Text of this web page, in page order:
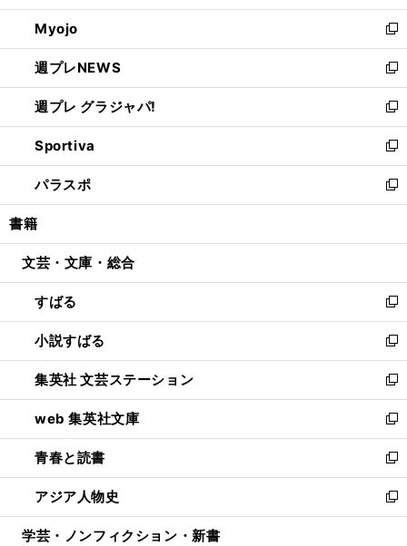
開
く
ウ
で
開
く
ン
ド
ウ
で
開
く
ウ
ィ
ン
ド
ウ
で
開
く
Myojo
新
し
い
ウ
ィ
ン
ド
ウ
で
開
週プレNEWS
新
し
い
ウ
ィ
ン
ド
ウ
開
週プレ グラジャパ!
新
し
い
ウ
ィ
ン
ウ
開
く
Sportiva
新
し
い
ウ
ン
ウ
で
開
く
パラスポ
新
し
ウ
ン
ド
ウ
で
開
く
書籍
文芸・文庫・総合
すばる
新
し
い
ウ
ィ
ン
ド
ウ
で
開
く
小説すばる
新
し
い
ウ
ィ
ン
ド
ウ
で
開
集英社 文芸ステーション
新
し
い
ウ
ィ
ン
ド
ウ
web 集英社文庫
新
し
い
ウ
ィ
ン
青春と読書
新
し
い
ウ
アジア人物史
新
し
学芸・ノンフィクション・新書